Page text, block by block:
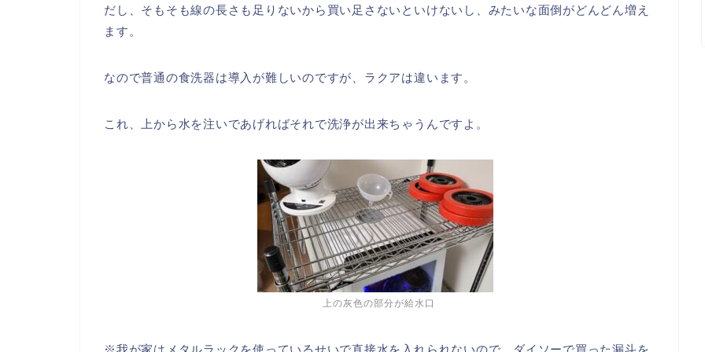
だし、そもそも線の長さも足りないから買い足さないといけないし、みたいな面倒がどんどん増え
ます。
なので普通の食洗器は導入が難しいのですが、ラクアは違います。
これ、上から水を注いであげればそれで洗浄が出来ちゃうんですよ。
上の灰色の部分が給水口